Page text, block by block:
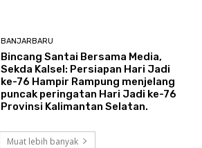
BANJARBARU
Bincang Santai Bersama Media,
Sekda Kalsel: Persiapan Hari Jadi
ke-76 Hampir Rampung menjelang
puncak peringatan Hari Jadi ke-76
Provinsi Kalimantan Selatan.
Muat lebih banyak